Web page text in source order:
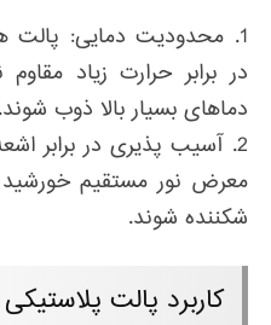
محدودیت دمایی:
در برابر حرارت زیاد
دماهای بسیار بالا ذوب شوند.
معرض نور مستقیم
شکننده شوند.
کاربرد پالت